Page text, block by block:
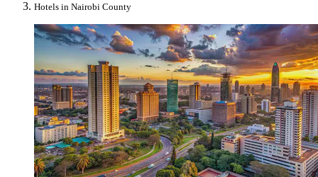
Hotels in Nairobi County